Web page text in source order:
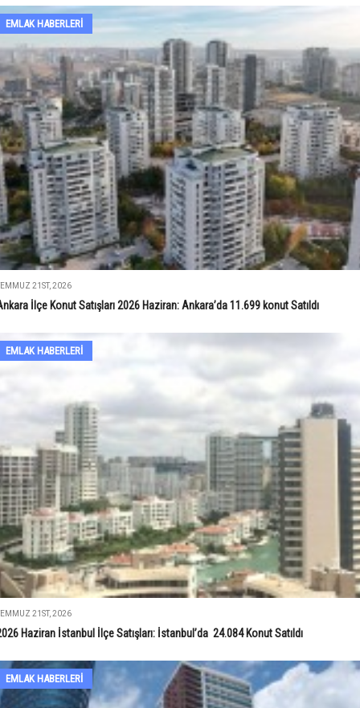
EMLAK HABERLERI
21ST, 2026
İlçe Konut Satışları 2026 Haziran: Ankara’da 11.699 konut Satıldı
EMLAK HABERLERI
21ST, 2026
Haziran İstanbul İlçe Satışları: İstanbul’da 24.084 Konut Satıldı
EMLAK HABERLERI